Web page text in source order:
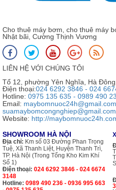
Cho thuê máy bơm, cho thuê máy
Nhật bãi, Cường Thịnh Vương
LIÊN HỆ VỚI CHÚNG TÔI
Tổ 12, phường Yên Nghĩa, Hà
Điện thoại:024 6292 3846 - 024
Hotline: 0975 135 635 - 0989 490
Email:
suamaybomcongnghiep@gmail.com
Website: http://
SHOWROOM HÀ NỘI
Địa chỉ: Km số 03 Đường Phan Trọng
Tuệ, Xã Thanh Liệt, Huyện Thanh Trì,
TP. Hà Nội (Trong Tổng Kho Kim Khí
Số 1)
Điện thoại: 024 6292 3846 - 024 6674
3148
Hotline: 0989 490 236 - 0936 995 663